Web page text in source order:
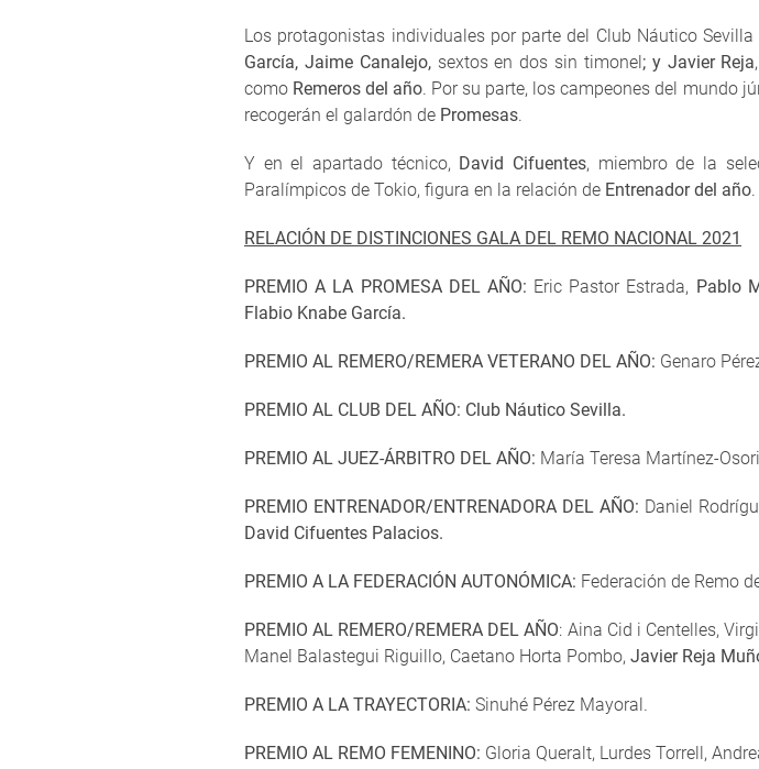
Los protagonistas individuales por parte del Club Náutico
García, Jaime Canalejo, sextos en dos sin timonel ; y Javier Reja
como Remeros del año. Por su parte, los campeones del mundo
recogerán el galardón de Promesas.
Y en el apartado técnico, David Cifuentes, miembro de la
Paralímpicos de Tokio, figura en la relación de Entrenador del año.
RELACIÓN DE DISTINCIONES GALA DEL REMO NACIONAL 2021
PREMIO A LA PROMESA DEL AÑO: Eric Pastor Estrada, Pablo
Flabio Knabe García.
PREMIO AL REMERO/REMERA VETERANO DEL AÑO: Genaro
PREMIO AL CLUB DEL AÑO: Club Náutico Sevilla.
PREMIO AL JUEZ-ÁRBITRO DEL AÑO: María Teresa Martínez-
PREMIO ENTRENADOR/ENTRENADORA DEL AÑO: Daniel
David Cifuentes Palacios.
PREMIO A LA FEDERACIÓN AUTONÓMICA: Federación de Remo
PREMIO AL REMERO/REMERA DEL AÑO: Aina Cid i Centelles,
Manel Balastegui Riguillo, Caetano Horta Pombo, Javier Reja
PREMIO A LA TRAYECTORIA: Sinuhé Pérez Mayoral.
PREMIO AL REMO FEMENINO: Gloria Queralt, Lurdes Torrell,